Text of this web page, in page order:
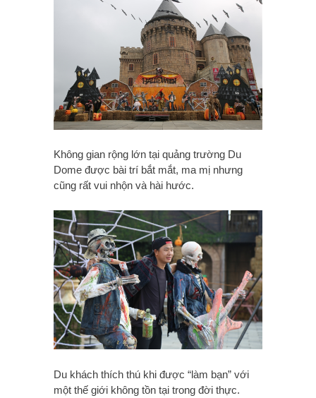
Không gian rộng lớn tại quảng trường Du
Dome được bài trí bắt mắt, ma mị nhưng
cũng rất vui nhộn và hài hước.
Du khách thích thú khi được “làm bạn” với
một thế giới không tồn tại trong đời thực.